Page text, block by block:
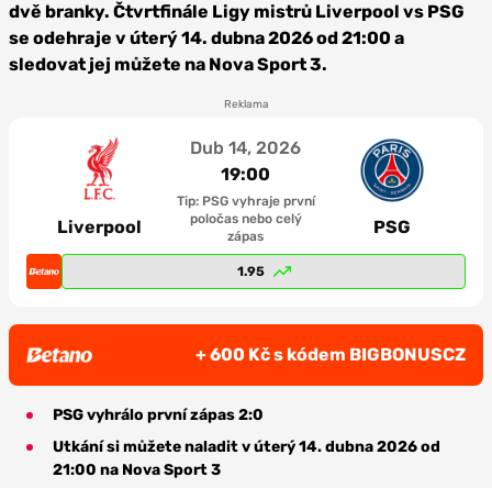
dvě branky. Čtvrtfinále Ligy mistrů Liverpool vs PSG
se odehraje v úterý 14. dubna 2026 od 21:00 a
sledovat jej můžete na Nova Sport 3.
Reklama
Liverpool
Dub 14, 2026
19:00
Tip: PSG vyhraje první
poločas nebo celý
zápas
PSG
1.95
+ 600 Kč s kódem BIGBONUSCZ
PSG vyhrálo první zápas 2:0
Utkání si můžete naladit v úterý 14. dubna 2026 od
21:00 na Nova Sport 3